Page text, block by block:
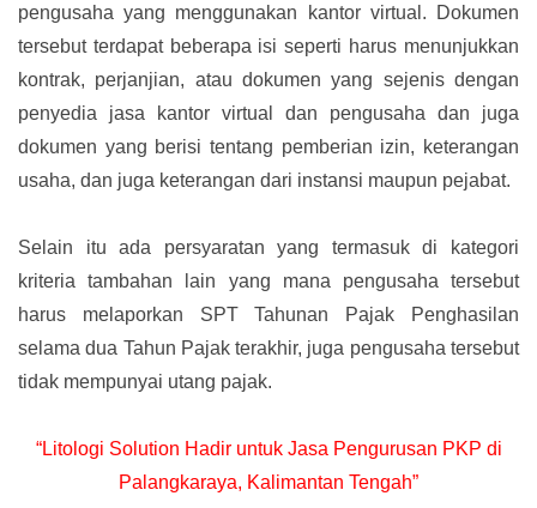
pengusaha yang menggunakan kantor virtual. Dokumen
tersebut terdapat beberapa isi seperti harus menunjukkan
kontrak, perjanjian, atau dokumen yang sejenis dengan
penyedia jasa kantor virtual dan pengusaha dan juga
dokumen yang berisi tentang pemberian izin, keterangan
usaha, dan juga keterangan dari instansi maupun pejabat.
Selain itu ada persyaratan yang termasuk di kategori
kriteria tambahan lain yang mana pengusaha tersebut
harus melaporkan SPT Tahunan Pajak Penghasilan
selama dua Tahun Pajak terakhir, juga pengusaha tersebut
tidak mempunyai utang pajak.
“Litologi Solution Hadir untuk Jasa Pengurusan PKP di
Palangkaraya, Kalimantan Tengah”